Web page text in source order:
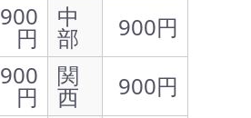
900
円
中
部
900円
900
円
関
西
900円